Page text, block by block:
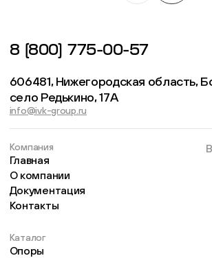
8 (800) 775-00-57
606481, Нижегородская область,
село Редькино, 17А
info@ivk-group.ru
Компания
Главная
О компании
Документация
Контакты
Каталог
Опоры